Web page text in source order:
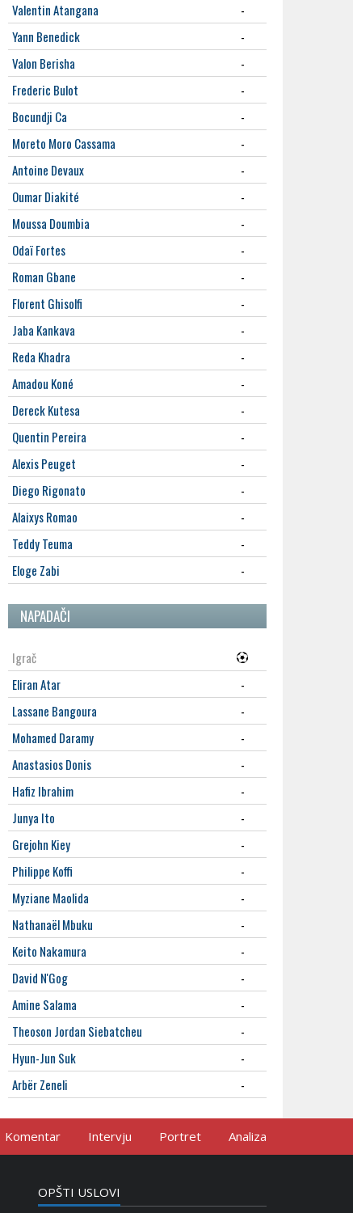
Valentin Atangana
-
Yann Benedick
-
Valon Berisha
-
Frederic Bulot
-
Bocundji Ca
-
Moreto Moro Cassama
-
Antoine Devaux
-
Oumar Diakité
-
Moussa Doumbia
-
Odaï Fortes
-
Roman Gbane
-
Florent Ghisolfi
-
Jaba Kankava
-
Reda Khadra
-
Amadou Koné
-
Dereck Kutesa
-
Quentin Pereira
-
Alexis Peuget
-
Diego Rigonato
-
Alaixys Romao
-
Teddy Teuma
-
Eloge Zabi
-
NAPADAČI
Igrač
Eliran Atar
-
Lassane Bangoura
-
Mohamed Daramy
-
Anastasios Donis
-
Hafiz Ibrahim
-
Junya Ito
-
Grejohn Kiey
-
Philippe Koffi
-
Myziane Maolida
-
Nathanaël Mbuku
-
Keito Nakamura
-
David N'Gog
-
Amine Salama
-
Theoson Jordan Siebatcheu
-
Hyun-Jun Suk
-
Arbër Zeneli
-
Komentar Intervju Portret Analiza
OPŠTI USLOVI